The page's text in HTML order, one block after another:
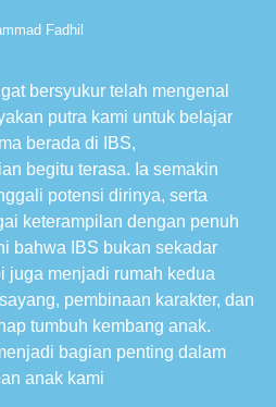
Fadhil
bersyukur telah mengenal
putra kami untuk belajar
berada di IBS,
begitu terasa. Ia semakin
potensi dirinya, serta
keterampilan dengan penuh
bahwa IBS bukan sekadar
juga menjadi rumah kedua
pembinaan karakter, dan
tumbuh kembang anak.
bagian penting dalam
anak kami